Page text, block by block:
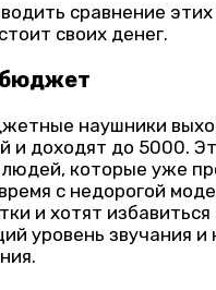
сравнение
своих денег.
наушники
и доходят до 5000.
которые уже
с недорогой
и хотят
уровень звучания и